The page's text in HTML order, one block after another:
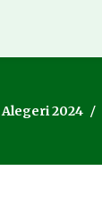
Alegeri 2024